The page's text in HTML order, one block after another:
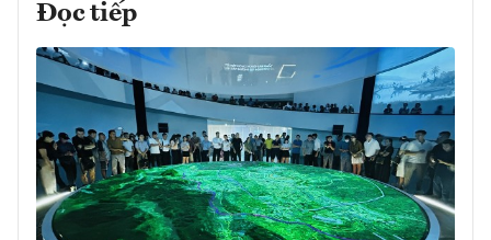
Đọc tiếp